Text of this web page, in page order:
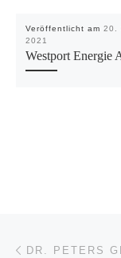
Veröffentlicht am 20.
2021
Westport Energie
DR. PETERS